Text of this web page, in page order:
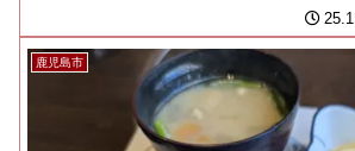
鹿児島市